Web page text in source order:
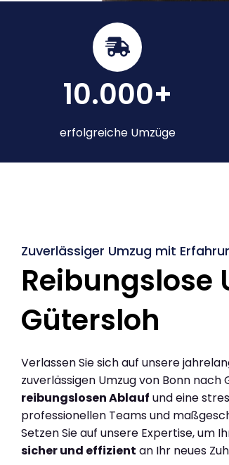
10.000+
erfolgreiche Umzüge
Zuverlässiger Umzug mit
Reibungslose
Gütersloh
Verlassen Sie sich auf unsere
zuverlässigen Umzug von Bonn nach
reibungslosen Ablauf und eine
professionellen Teams und
Setzen Sie auf unsere Expertise, um
sicher und effizient an Ihr neues